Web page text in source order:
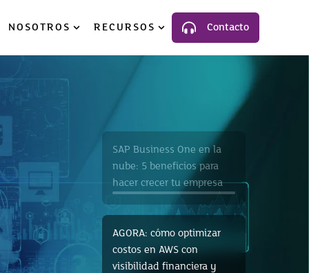
NOSOTROS
Show submenu for Nosotros
RECURSOS
Show submenu for Recursos
Contacto
SAP Business One en la
nube: 5 beneficios para
hacer crecer tu empresa
AGORA: cómo optimizar
costos en AWS con
visibilidad financiera y